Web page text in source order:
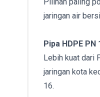
jaringan air
Pipa HDPE PN
Lebih kuat dari
jaringan kota
16.